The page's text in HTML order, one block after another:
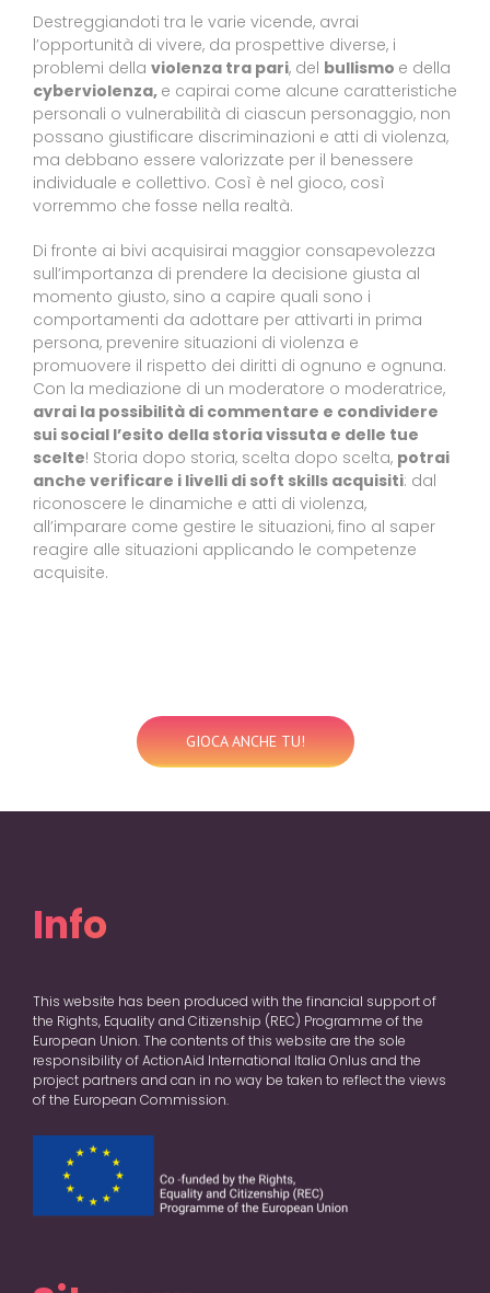
Destreggiandoti tra le varie vicende, avrai
l’opportunità di vivere, da prospettive diverse, i
problemi della violenza tra pari, del bullismo e della
cyberviolenza, e capirai come alcune caratteristiche
personali o vulnerabilità di ciascun personaggio, non
possano giustificare discriminazioni e atti di violenza,
ma debbano essere valorizzate per il benessere
individuale e collettivo. Così è nel gioco, così
vorremmo che fosse nella realtà.
Di fronte ai bivi acquisirai maggior consapevolezza
sull’importanza di prendere la decisione giusta al
momento giusto, sino a capire quali sono i
comportamenti da adottare per attivarti in prima
persona, prevenire situazioni di violenza e
promuovere il rispetto dei diritti di ognuno e ognuna.
Con la mediazione di un moderatore o moderatrice,
avrai la possibilità di commentare e condividere
sui social l’esito della storia vissuta e delle tue
scelte! Storia dopo storia, scelta dopo scelta, potrai
anche verificare i livelli di soft skills acquisiti: dal
riconoscere le dinamiche e atti di violenza,
all’imparare come gestire le situazioni, fino al saper
reagire alle situazioni applicando le competenze
acquisite.
GIOCA ANCHE TU!
Info
This website has been produced with the financial support of
the Rights, Equality and Citizenship (REC) Programme of the
European Union. The contents of this website are the sole
responsibility of ActionAid International Italia Onlus and the
project partners and can in no way be taken to reflect the views
of the European Commission.